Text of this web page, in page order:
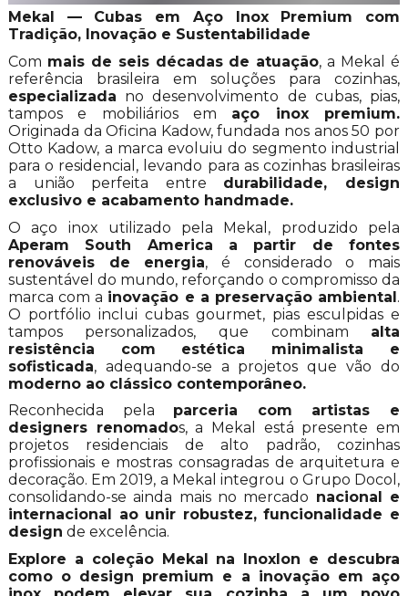
Mekal — Cubas em Aço Inox Premium com
Tradição, Inovação e Sustentabilidade
Com mais de seis décadas de atuação, a Mekal é
referência brasileira em soluções para cozinhas,
especializada no desenvolvimento de cubas, pias,
tampos e mobiliários em aço inox premium.
Originada da Oficina Kadow, fundada nos anos 50 por
Otto Kadow, a marca evoluiu do segmento industrial
para o residencial, levando para as cozinhas brasileiras
a união perfeita entre durabilidade, design
exclusivo e acabamento handmade.
O aço inox utilizado pela Mekal, produzido pela
Aperam South America a partir de fontes
renováveis de energia, é considerado o mais
sustentável do mundo, reforçando o compromisso da
marca com a inovação e a preservação ambiental.
O portfólio inclui cubas gourmet, pias esculpidas e
tampos personalizados, que combinam alta
resistência com estética minimalista e
sofisticada, adequando-se a projetos que vão do
moderno ao clássico contemporâneo.
Reconhecida pela parceria com artistas e
designers renomados, a Mekal está presente em
projetos residenciais de alto padrão, cozinhas
profissionais e mostras consagradas de arquitetura e
decoração. Em 2019, a Mekal integrou o Grupo Docol,
consolidando-se ainda mais no mercado nacional e
internacional ao unir robustez, funcionalidade e
design de excelência.
Explore a coleção Mekal na Inoxlon e descubra
como o design premium e a inovação em aço